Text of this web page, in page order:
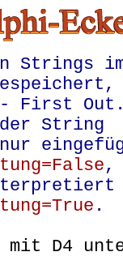
Strings
Out.
String
,
.
D4